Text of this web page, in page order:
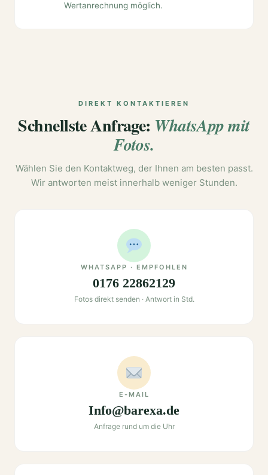
Wertanrechnung möglich.
DIREKT KONTAKTIEREN
Schnellste Anfrage: WhatsApp mit
Fotos.
Wählen Sie den Kontaktweg, der Ihnen am besten passt.
Wir antworten meist innerhalb weniger Stunden.
WHATSAPP · EMPFOHLEN
0176 22862129
Fotos direkt senden · Antwort in Std.
E-MAIL
Info@barexa.de
Anfrage rund um die Uhr